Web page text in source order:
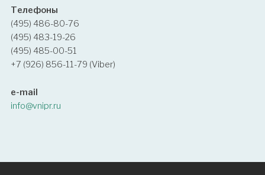
Телефоны
(495) 486-80-76
(495) 483-19-26
(495) 485-00-51
+7 (926) 856-11-79 (Viber)
e-mail
info@vnipr.ru